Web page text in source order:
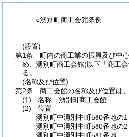
○湧別町商工会館条例
(設置)
第1条
町内の商工業の振興及び中
め、湧別町商工会館(以下「商工
る。
(名称及び位置)
第2条
商工会館の名称及び位置は
(1)
名称 湧別町商工会館
(2)
位置
湧別町中湧別中町580番地の1
湧別町中湧別中町580番地の2
湧別町中湧別中町581番地